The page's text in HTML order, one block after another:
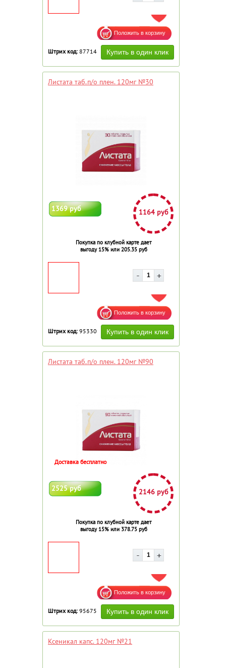
ДОБАВИТЬ В ИЗБРАННОЕ
Штрих код: 87714
Листата таб.п/о плен. 120мг №30
1369 руб 1164 руб
Покупка по клубной карте дает
выгоду 15% или 205.35 руб
ДОБАВИТЬ В ИЗБРАННОЕ
Штрих код: 95330
Листата таб.п/о плен. 120мг №90
2525 руб 2146 руб
Покупка по клубной карте дает
выгоду 15% или 378.75 руб
Доставка бесплатно
ДОБАВИТЬ В ИЗБРАННОЕ
Штрих код: 95675
Ксеникал капс. 120мг №21